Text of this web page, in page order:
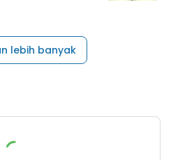
lebih banyak